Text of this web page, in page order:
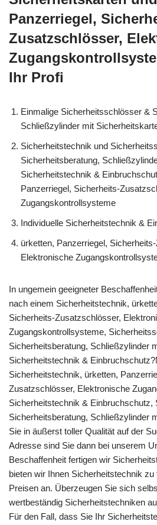
Panzerriegel,
Zusatzschlösser,
Ihr Profi
Einmalige Sicherheitsschlösser &
Schließzylinder mit
Sicherheitstechnik und
Sicherheitsberatung,
Sicherheitstechnik &
Panzerriegel, Sicherheits-
Zugangskontrollsysteme
Individuelle Sicherheitstechnik &
ürketten, Panzerriegel,
Elektronische
In ungemein geeigneter
nach einem Sicherheitstechnik,
Sicherheits-Zusatzschlösser,
Zugangskontrollsysteme,
Sicherheitsberatung, Schließzylinder
Sicherheitstechnik &
Sicherheitstechnik, ürketten,
Zusatzschlösser, Elektronische
Sicherheitstechnik & Einbruchschutz,
Sicherheitsberatung, Schließzylinder
Sie in äußerst toller Qualität auf der
Adresse sind Sie dann bei unserem
Beschaffenheit fertigen wir
bieten wir Ihnen Sicherheitstechnik zu
Preisen an. Überzeugen Sie sich
wertbeständig Sicherheitstechniken
Für den Fall, dass Sie Ihr